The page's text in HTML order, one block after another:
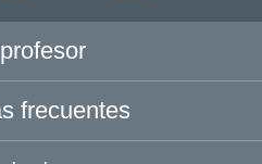
frecuentes